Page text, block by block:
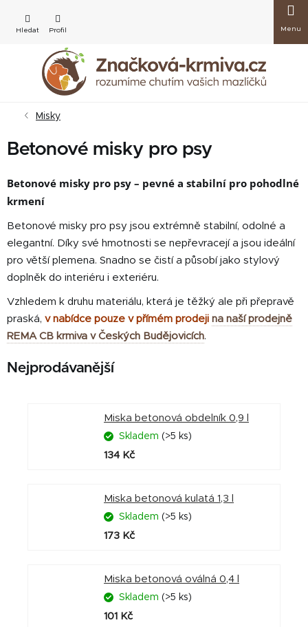
obsah
košík
Misky
Betonové misky pro psy
Betonové misky pro psy – pevné a stabilní pro pohodlné
krmení
Betonové misky pro psy jsou extrémně stabilní, odolné a
elegantní. Díky své hmotnosti se nepřevracejí a jsou ideální
pro větší plemena. Snadno se čistí a působí jako stylový
doplněk do interiéru i exteriéru.
Vzhledem k druhu materiálu, která je těžký ale při přepravě
praská, v nabídce pouze v přímém prodeji na naší prodejně
REMA CB krmiva v Českých Budějovicích.
Nejprodávanější
Miska betonová obdelník 0,9 l
Skladem (>5 ks)
134 Kč
Miska betonová kulatá 1,3 l
Skladem (>5 ks)
173 Kč
Miska betonová oválná 0,4 l
Skladem (>5 ks)
101 Kč